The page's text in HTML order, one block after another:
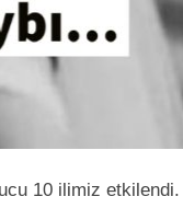
10 ilimiz etkilendi.